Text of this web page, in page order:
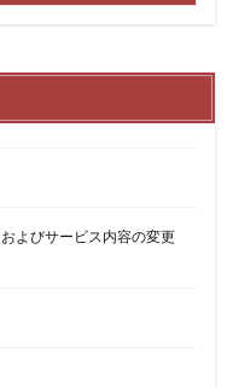
よびサービス内容の変更